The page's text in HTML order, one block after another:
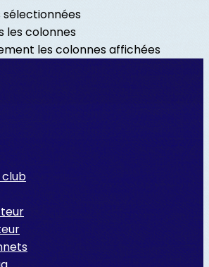
sélectionnées
les colonnes
les colonnes affichées